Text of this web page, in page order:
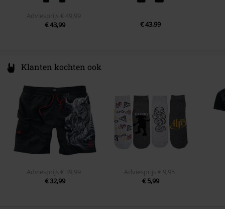
Adviesprijs
€ 49,99
€ 43,99
€ 43,99
Klanten kochten ook
Adviesprijs
€ 39,99
€ 32,99
Adviesprijs
€ 9,95
€ 5,99